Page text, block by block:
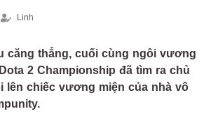
Linh
căng thẳng, cuối cùng ngôi vương
2 Championship đã tìm ra chủ
lên chiếc vương miện của nhà vô